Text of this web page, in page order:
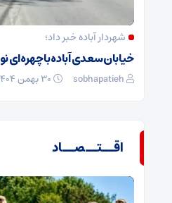
شهردار آباده خبر داد؛
خیابان سعدی آباده با چهره‌ای نو
sobhapatieh
اقــتــصــاد